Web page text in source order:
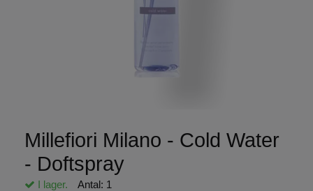
Millefiori Milano - Cold Water
- Doftspray
I lager. Antal: 1